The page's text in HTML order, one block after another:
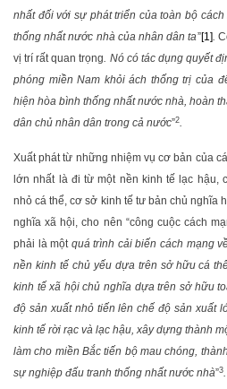
nhất đối với sự phát triển của toàn bộ
thống nhất nước nhà của nhân dân ta”[1].
vị trí rất quan trọng. Nó có tác dụng quyết
phóng miền Nam khỏi ách thống trị của
hiện hòa bình thống nhất nước nhà, hoàn
dân chủ nhân dân trong cả nước”2.
Xuất phát từ những nhiệm vụ cơ bản của
lớn nhất là đi từ một nền kinh tế lạc hậu,
nhỏ cá thể, cơ sở kinh tế tư bản chủ nghĩa
nghĩa xã hội, cho nên “công cuộc cách
phải là mộtquá trình cải biến cách mạng
nền kinh tế chủ yếu dựa trên sở hữu cá
kinh tế xã hội chủ nghĩa dựa trên sở hữu
độ sản xuất nhỏ tiến lên chế độ sản xuất
kinh tế rời rạc và lạc hậu, xây dựng thành
làm cho miền Bắc tiến bộ mau chóng,
sự nghiệp đấu tranh thống nhất nước nhà”3.